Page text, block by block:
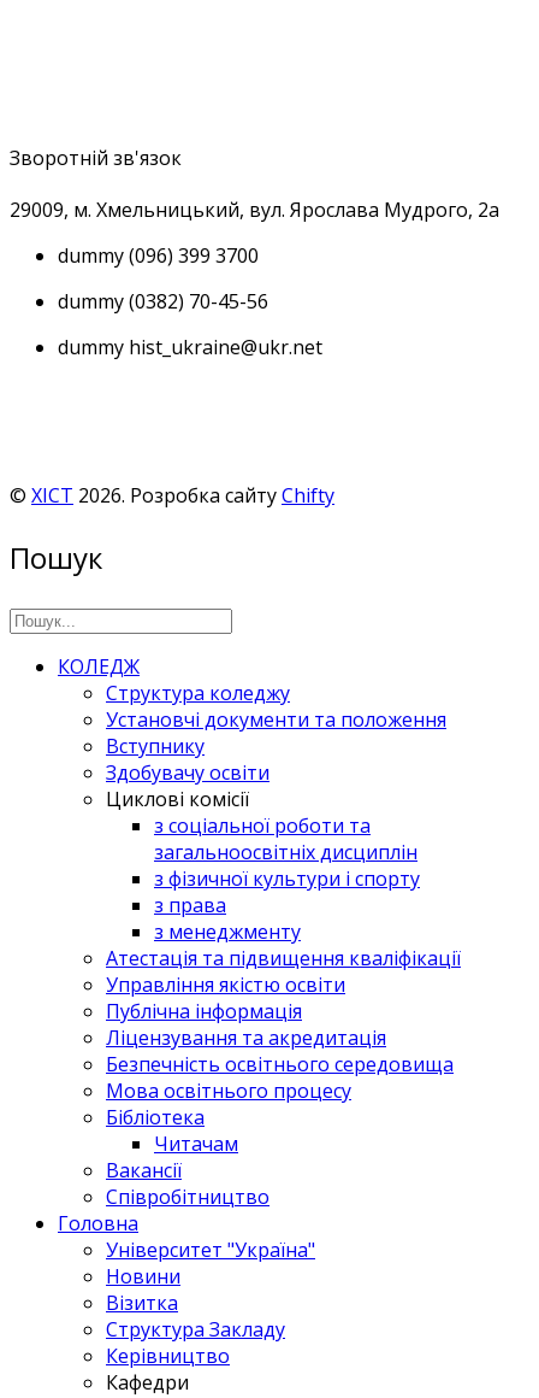
Зворотній зв'язок
29009, м. Хмельницький, вул. Ярослава Мудрого, 2а
dummy(096) 399 3700
dummy(0382) 70-45-56
dummy hist_ukraine@ukr.net
© ХІСТ 2026. Розробка сайтуChifty
Пошук
КОЛЕДЖ
Структура коледжу
Установчі документи та положення
Вступнику
Здобувачу освіти
Циклові комісії
з соціальної роботи та
загальноосвітніх дисциплін
з фізичної культури і спорту
з права
з менеджменту
Атестація та підвищення кваліфікації
Управління якістю освіти
Публічна інформація
Ліцензування та акредитація
Безпечність освітнього середовища
Мова освітнього процесу
Бібліотека
Читачам
Вакансії
Співробітництво
Головна
Університет "Україна"
Новини
Візитка
Структура Закладу
Керівництво
Кафедри